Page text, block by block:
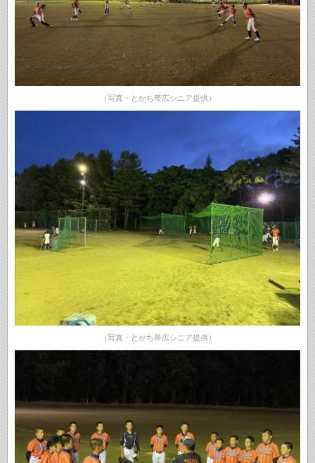
（写真・とかち帯広シニア提供）
（写真・とかち帯広シニア提供）